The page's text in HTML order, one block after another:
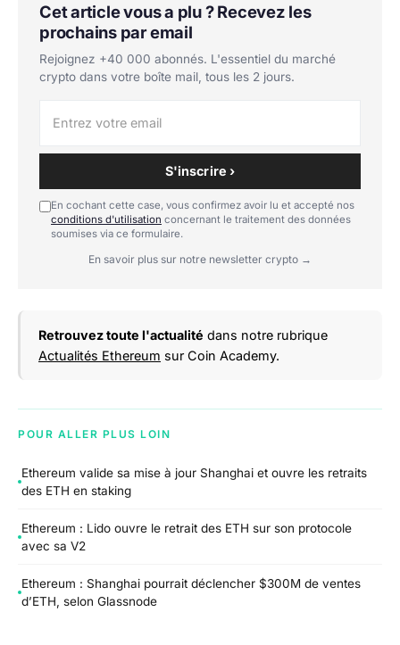
Cet article vous a plu ? Recevez les
prochains par email
Rejoignez +40 000 abonnés. L'essentiel du marché
crypto dans votre boîte mail, tous les 2 jours.
S'inscrire ›
En cochant cette case, vous confirmez avoir lu et accepté nos
conditions d'utilisation concernant le traitement des données
soumises via ce formulaire.
En savoir plus sur notre newsletter crypto →
Retrouvez toute l'actualité dans notre rubrique
Actualités Ethereum sur Coin Academy.
POUR ALLER PLUS LOIN
Ethereum valide sa mise à jour Shanghai et ouvre les retraits
des ETH en staking
Ethereum : Lido ouvre le retrait des ETH sur son protocole
avec sa V2
Ethereum : Shanghai pourrait déclencher $300M de ventes
d’ETH, selon Glassnode